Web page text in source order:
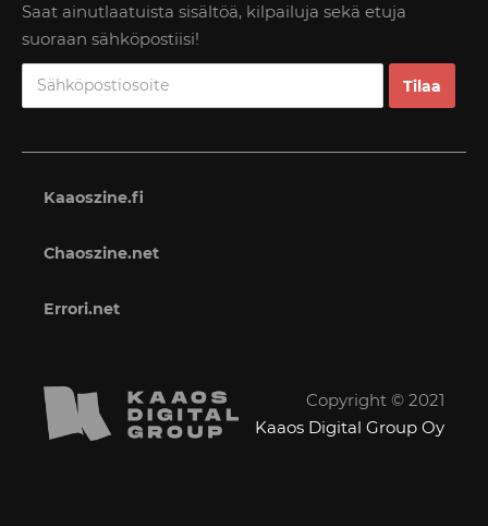
Saat ainutlaatuista sisältöä, kilpailuja sekä etuja
suoraan sähköpostiisi!
Kaaoszine.fi
Chaoszine.net
Errori.net
Copyright © 2021
Kaaos Digital Group Oy